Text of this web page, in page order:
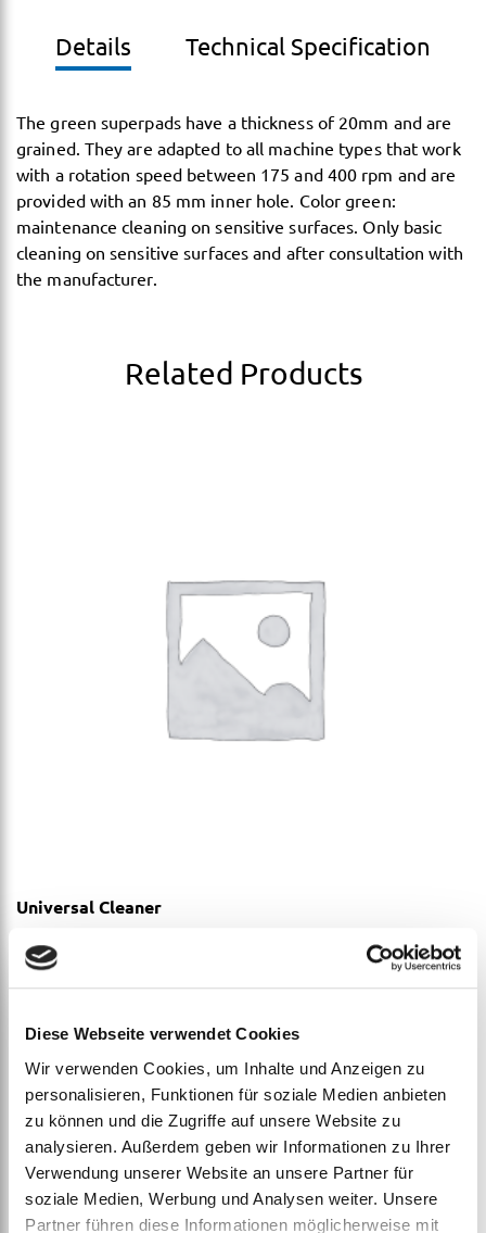
Diese Webseite verwendet Cookies
Wir verwenden Cookies, um Inhalte und Anzeigen zu
personalisieren, Funktionen für soziale Medien anbieten
zu können und die Zugriffe auf unsere Website zu
analysieren. Außerdem geben wir Informationen zu Ihrer
Verwendung unserer Website an unsere Partner für
soziale Medien, Werbung und Analysen weiter. Unsere
Partner führen diese Informationen möglicherweise mit
Details Technical Specification
The green superpads have a thickness of 20mm and are
grained. They are adapted to all machine types that work
with a rotation speed between 175 and 400 rpm and are
provided with an 85 mm inner hole. Color green:
maintenance cleaning on sensitive surfaces. Only basic
cleaning on sensitive surfaces and after consultation with
the manufacturer.
Related Products
Universal Cleaner
ab€44,26